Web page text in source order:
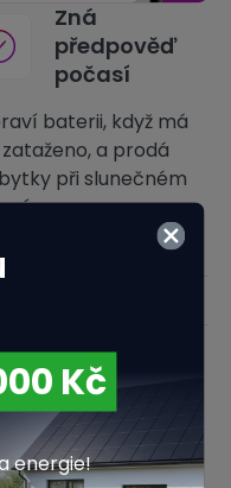
Zná
předpověď
počasí
baterii, když má
a prodá
při slunečném
Efektivní řídí
spotřebu
vaši spotřebu a
dostatek levné
Kč
energie!
ve vaší